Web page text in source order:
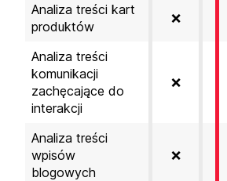
Analiza treści kart
produktów
❌
Analiza treści
komunikacji
zachęcające do
interakcji
❌
Analiza treści
wpisów
blogowych
❌